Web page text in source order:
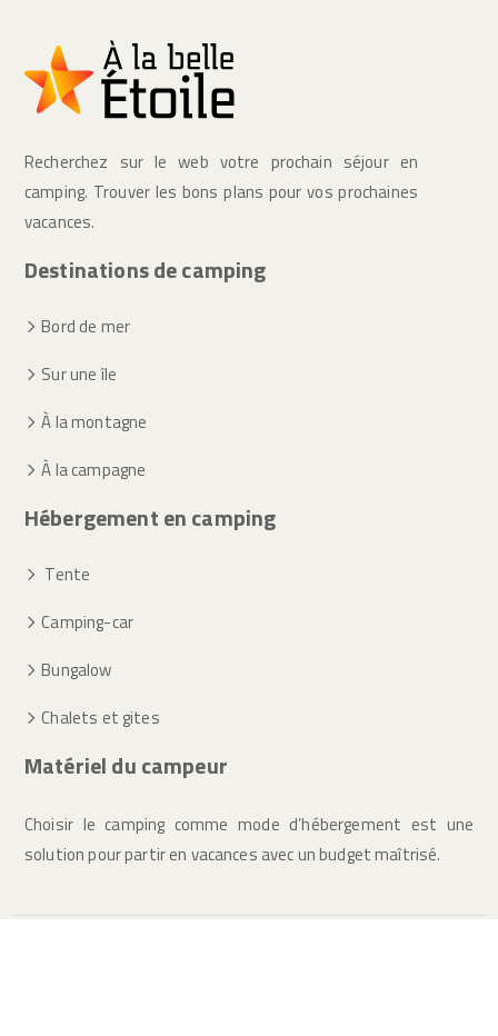
Recherchez sur le web votre prochain séjour en
camping. Trouver les bons plans pour vos prochaines
vacances.
Destinations de camping
Bord de mer
Sur une île
À la montagne
À la campagne
Hébergement en camping
Tente
Camping-car
Bungalow
Chalets et gites
Matériel du campeur
Choisir le camping comme mode d’hébergement est une
solution pour partir en vacances avec un budget maîtrisé.